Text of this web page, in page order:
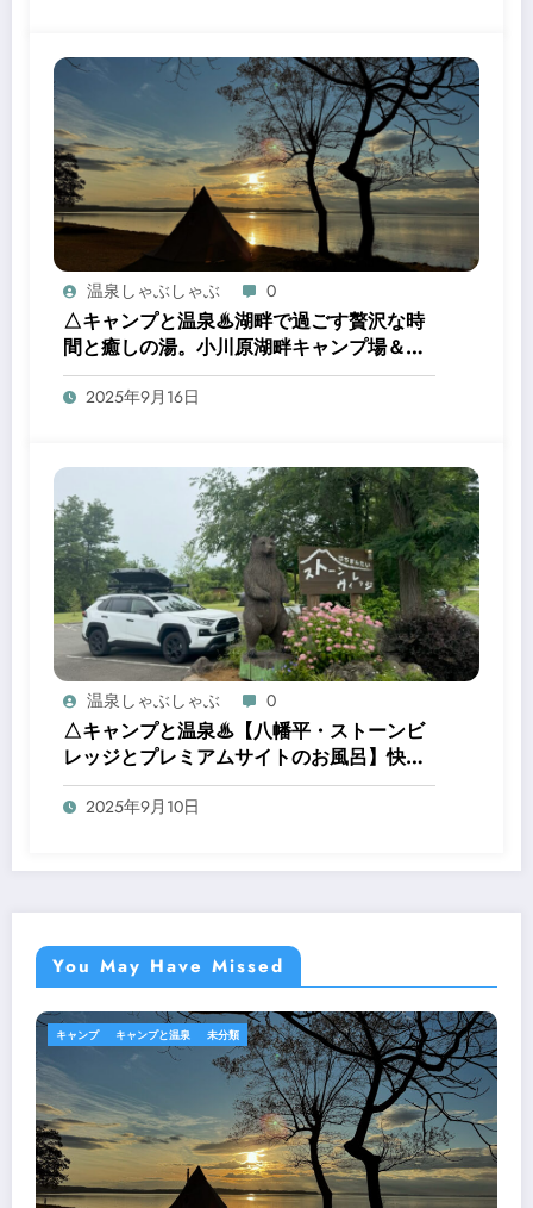
温泉しゃぶしゃぶ 0
△キャンプと温泉♨湖畔で過ごす贅沢な時
間と癒しの湯。小川原湖畔キャンプ場＆三
沢市民の森温泉浴場
2025年9月16日
温泉しゃぶしゃぶ 0
△キャンプと温泉♨︎【八幡平・ストーンビ
レッジとプレミアムサイトのお風呂】快適
キャンプ場で、焚き火とお風呂を楽しむ贅
沢時間
2025年9月10日
You May Have Missed
キャンプ キャンプと温泉 未分類